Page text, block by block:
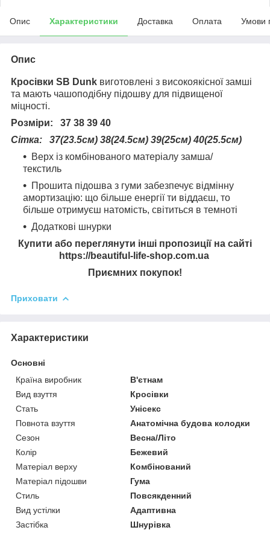
Опис Характеристики Доставка Оплата Умови
Опис
Кросівки SB Dunk виготовлені з високоякісної замші
та мають чашоподібну підошву для підвищеної
міцності.
Розміри: 37 38 39 40
Сітка: 37(23.5см) 38(24.5см) 39(25см) 40(25.5см)
Верх із комбінованого матеріалу замша/
текстиль
Прошита підошва з гуми забезпечує відмінну
амортизацію: що більше енергії ти віддаєш, то
більше отримуєш натомість, світиться в темноті
Додаткові шнурки
Купити або переглянути інші пропозиції на сайті
https://beautiful-life-shop.com.ua
Приємних покупок!
Приховати
Характеристики
Основні
Країна виробник
В'єтнам
Вид взуття
Кросівки
Стать
Унісекс
Повнота взуття
Анатомічна будова колодки
Сезон
Весна/Літо
Колір
Бежевий
Матеріал верху
Комбінований
Матеріал підошви
Гума
Стиль
Повсякденний
Вид устілки
Адаптивна
Застібка
Шнурівка